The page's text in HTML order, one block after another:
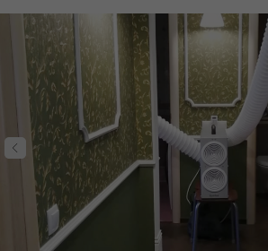
моментам и помочь подобрать
необходимое оборудование